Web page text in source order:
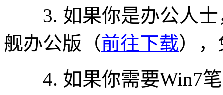
3. 如果你是办公人士
舰办公版（前往下载）
4. 如果你需要Win7笔